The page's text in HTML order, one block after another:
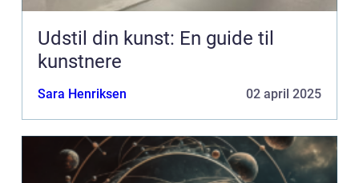
Udstil din kunst: En guide til
kunstnere
Sara Henriksen 02 april 2025